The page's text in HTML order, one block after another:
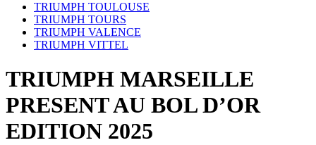
TRIUMPH TOULOUSE
TRIUMPH TOURS
TRIUMPH VALENCE
TRIUMPH VITTEL
TRIUMPH MARSEILLE
PRESENT AU BOL D’OR
EDITION 2025